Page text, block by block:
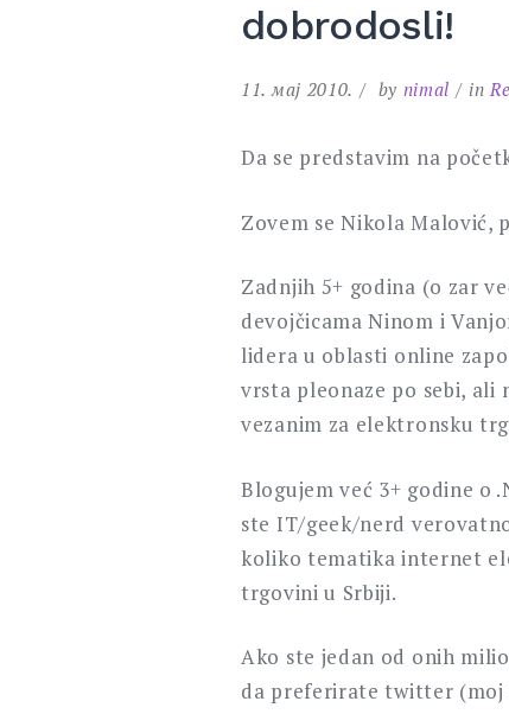
dobrodosli!
11. мај 2010. by nimal in
Da se predstavim na
Zovem se Nikola Malović,
Zadnjih 5+ godina (o zar
devojčicama Ninom i
lidera u oblasti online
vrsta pleonaze po sebi,
vezanim za elektronsku
Blogujem već 3+ godine
ste IT/geek/nerd
koliko tematika internet
trgovini u Srbiji.
Ako ste jedan od onih
da preferirate twitter (moj